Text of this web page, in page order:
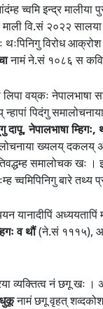
च्वमि इन्द्र मालीया
वि.सं २०२२
थःपिनिगु विरोध
नामं ने.सं १०८६ स
वय्‌कः
पिदंगु
दापू, नेपालभाषा म्हिगः,
ख्यलय् दकलय्
समालोचक खः
च्वमिपिनिगु बारे तथ्य
यानादीपिं
व थौं(ने.सं १११५),
व्यक्तित्व नं छगू खः
धुकूनामं छगू वृहत्